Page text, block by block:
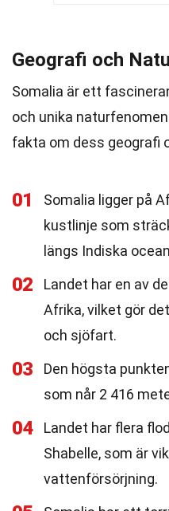
Geografi och
Somalia är ett
och unika
fakta om dess geografi
01
Somalia ligger på
kustlinje som
längs Indiska
02
Landet har en av
Afrika, vilket gör
och sjöfart.
03
Den högsta
som når 2 416
04 Landet har flera
Shabelle, som är
vattenförsörjning.